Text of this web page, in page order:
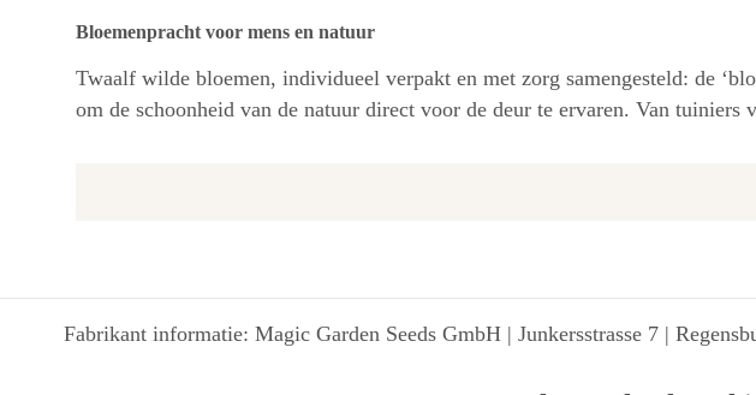
Bloemenpracht voor mens en natuur
Twaalf wilde bloemen, individueel verpakt en met zorg samengesteld: de
om de schoonheid van de natuur direct voor de deur te ervaren. Van tuiniers
Fabrikant informatie: Magic Garden Seeds GmbH | Junkersstrasse 7 |